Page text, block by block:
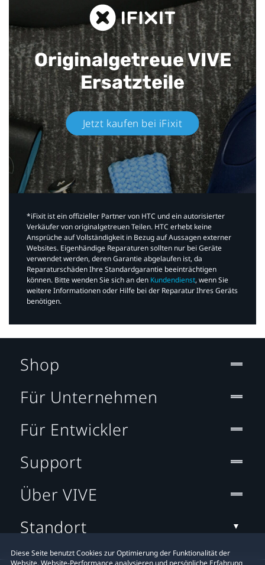
Originalgetreue VIVE
Ersatzteile
Jetzt kaufen bei iFixit​
*iFixit ist ein offizieller Partner von HTC und ein autorisierter
Verkäufer von originalgetreuen Teilen. HTC erhebt keine
Ansprüche auf Vollständigkeit in Bezug auf Aussagen externer
Websites. Eigenhändige Reparaturen sollten nur bei Geräte
verwendet werden, deren Garantie abgelaufen ist, da
Reparaturschäden Ihre Standardgarantie beeinträchtigen
können. Bitte wenden Sie sich an den Kundendienst, wenn Sie
weitere Informationen oder Hilfe bei der Reparatur Ihres Geräts
benötigen.​
Diese Seite benutzt Cookies zur Optimierung der Funktionalität der
Website, Website-Performance analysieren und persönliche Erfahrung
Shop
Für Unternehmen
Für Entwickler
Support
Über VIVE
Standort